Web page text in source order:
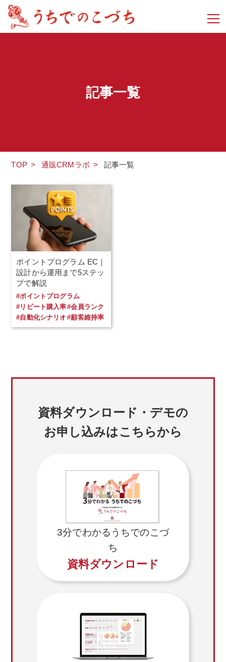
記事一覧
TOP > 通販CRMラボ > 記事一覧
ポイントプログラム EC｜
設計から運用まで5ステッ
プで解説
#ポイントプログラム
#リピート購入率#会員ランク
#自動化シナリオ #顧客維持率
資料ダウンロード・デモの
お申し込みはこちらから
3分でわかるうちでのこづ
ち
資料ダウンロード